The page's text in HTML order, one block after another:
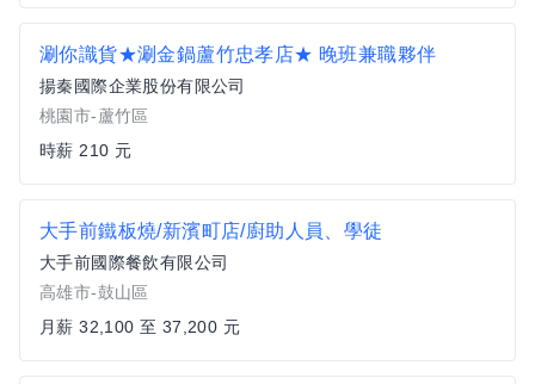
涮你識貨★涮金鍋蘆竹忠孝店★ 晚班兼職夥伴
揚秦國際企業股份有限公司
桃園市-蘆竹區
時薪 210 元
大手前鐵板燒/新濱町店/廚助人員、學徒
大手前國際餐飲有限公司
高雄市-鼓山區
月薪 32,100 至 37,200 元